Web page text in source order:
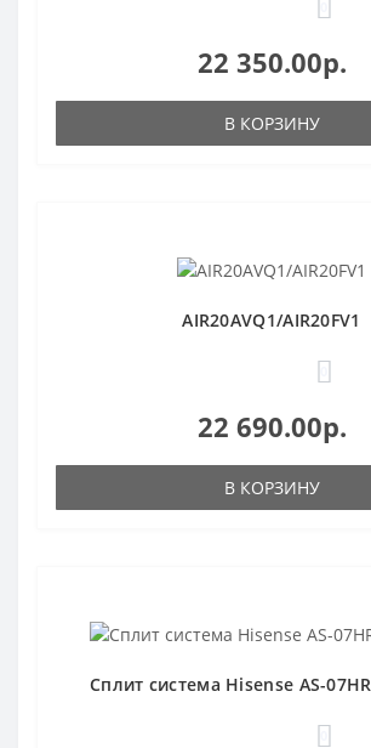
22 350.00р.
В КОРЗИНУ
AIR20AVQ1/AIR20FV1
22 690.00р.
В КОРЗИНУ
Сплит система Hisense AS-